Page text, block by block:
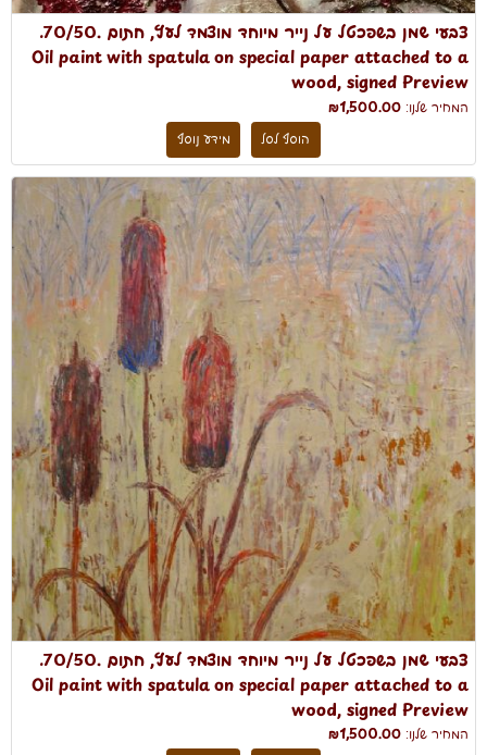
צבעי שמן בשפכטל על נייר מיוחד מוצמד לעץ, חתום .70/50.
Oil paint with spatula on special paper attached to a
wood, signed Preview
המחיר שלנו: ₪1,500.00
הוסף לסל
מידע נוסף
צבעי שמן בשפכטל על נייר מיוחד מוצמד לעץ, חתום .70/50.
Oil paint with spatula on special paper attached to a
wood, signed Preview
המחיר שלנו: ₪1,500.00